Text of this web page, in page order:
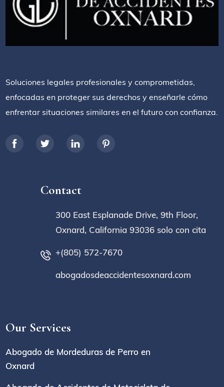
Soluciones legales profesionales y comprometidas,
enfocadas en proteger sus derechos y enseñarle cómo
enfrentar situaciones similares en el futuro con confianza.
Contact
300 East Esplanade Drive, 9th Floor,
Oxnard, California 93036 solo con cita
+(805) 572-7670
abogadosdeaccidentesoxnard.com
Our Services
Abogado de Mordeduras de Perro en
Oxnard